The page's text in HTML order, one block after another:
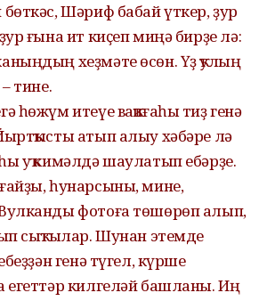
Шәриф бабай үткер, ҙур
ғына ит киҫеп миңә бирҙе лә:
хеҙмәте өсөн. Үҙ ҡулың
тине.
һөжүм итеүе ваҡиғаһы тиҙ генә
атып алыу хәбәре лә
уҡ кимәлдә шаулатып ебәрҙе.
һунарсыны, мине,
фотоға төшөрөп алып,
сыҡтылар. Шунан этемде
генә түгел, күрше
егеттәр килгеләй башланы. Иң